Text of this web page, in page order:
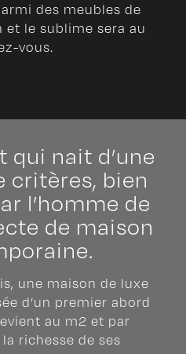
des meubles de
le sublime sera au
vous.
qui nait d’une
critères, bien
l’homme de
de maison
une maison de luxe
d’un premier abord
au m2 et par
la richesse de ses